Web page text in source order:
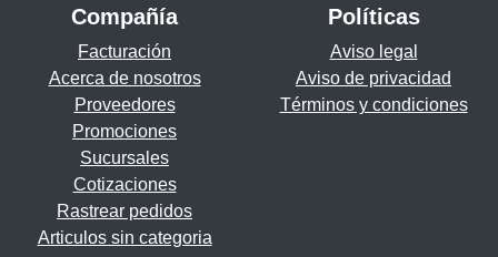
Compañía
Facturación
Acerca de nosotros
Proveedores
Promociones
Sucursales
Cotizaciones
Rastrear pedidos
Articulos sin categoria
Políticas
Aviso legal
Aviso de privacidad
Términos y condiciones